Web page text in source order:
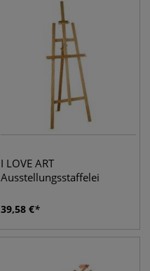
I LOVE ART
Ausstellungsstaffelei
39,58 €